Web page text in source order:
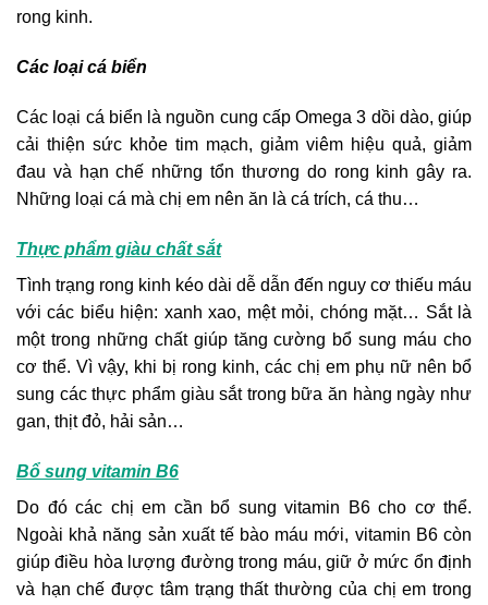
rong kinh.
Các loại cá biển
Các loại cá biển là nguồn cung cấp Omega 3 dồi dào, giúp
cải thiện sức khỏe tim mạch, giảm viêm hiệu quả, giảm
đau và hạn chế những tổn thương do rong kinh gây ra.
Những loại cá mà chị em nên ăn là cá trích, cá thu…
Thực phẩm giàu chất sắt
Tình trạng rong kinh kéo dài dễ dẫn đến nguy cơ thiếu máu
với các biểu hiện: xanh xao, mệt mỏi, chóng mặt… Sắt là
một trong những chất giúp tăng cường bổ sung máu cho
cơ thể. Vì vậy, khi bị rong kinh, các chị em phụ nữ nên bổ
sung các thực phẩm giàu sắt trong bữa ăn hàng ngày như
gan, thịt đỏ, hải sản…
Bổ sung vitamin B6
Do đó các chị em cần bổ sung vitamin B6 cho cơ thể.
Ngoài khả năng sản xuất tế bào máu mới, vitamin B6 còn
giúp điều hòa lượng đường trong máu, giữ ở mức ổn định
và hạn chế được tâm trạng thất thường của chị em trong